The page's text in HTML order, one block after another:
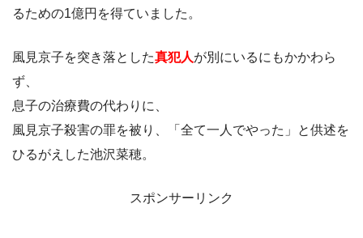
るための1億円を得ていました。
風見京子を突き落とした真犯人が別にいるにもかかわら
ず、
息子の治療費の代わりに、
風見京子殺害の罪を被り、「全て一人でやった」と供述を
ひるがえした池沢菜穂。
スポンサーリンク